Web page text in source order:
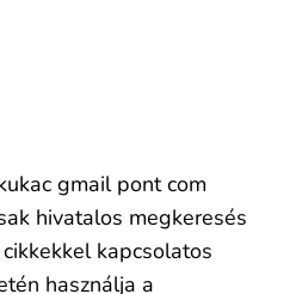
gmail pont com
hivatalos megkeresés
kapcsolatos
használja a